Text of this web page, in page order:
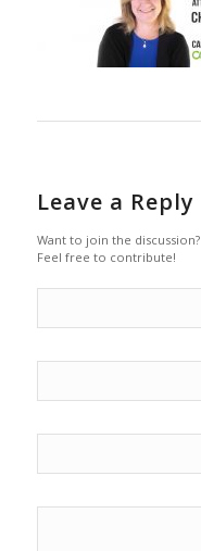
Leave a Reply
Want to join the discussion?
Feel free to contribute!